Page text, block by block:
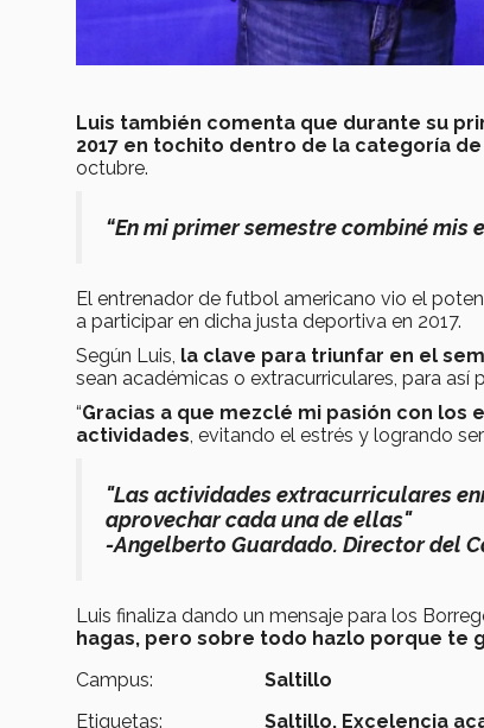
Luis también comenta que durante su
2017 en tochito dentro de la categoría
octubre.
“En mi primer semestre combiné
El entrenador de futbol americano vio el
a participar en dicha justa deportiva en 2017.
Según Luis, la clave para triunfar en el
sean académicas o extracurriculares, para
“Gracias a que mezclé mi pasión con
actividades, evitando el estrés y logrando
"Las actividades extracurriculares
aprovechar cada una de ellas"
-Angelberto Guardado. Director del
Luis finaliza dando un mensaje para los
hagas, pero sobre todo hazlo porque te
Campus:
Saltillo
Etiquetas:
Saltillo, Excelencia